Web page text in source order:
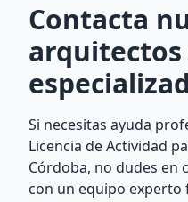
Contacta
Si necesitas ayuda
Licencia de Actividad
Córdoba, no dudes en
con un equipo